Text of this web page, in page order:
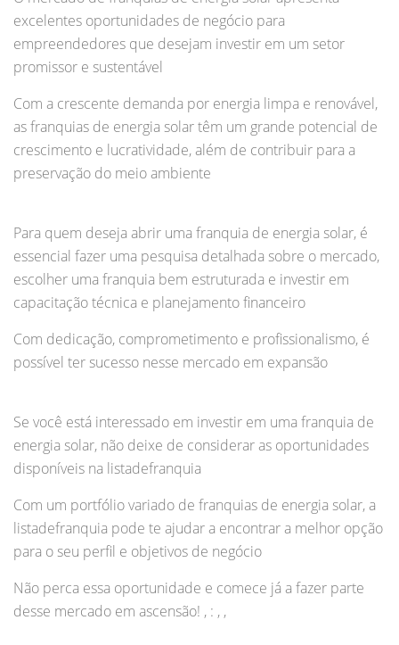
excelentes oportunidades de negócio para
empreendedores que desejam investir em um setor
promissor e sustentável
Com a crescente demanda por energia limpa e renovável,
as franquias de energia solar têm um grande potencial de
crescimento e lucratividade, além de contribuir para a
preservação do meio ambiente
Para quem deseja abrir uma franquia de energia solar, é
essencial fazer uma pesquisa detalhada sobre o mercado,
escolher uma franquia bem estruturada e investir em
capacitação técnica e planejamento financeiro
Com dedicação, comprometimento e profissionalismo, é
possível ter sucesso nesse mercado em expansão
Se você está interessado em investir em uma franquia de
energia solar, não deixe de considerar as oportunidades
disponíveis na listadefranquia
Com um portfólio variado de franquias de energia solar, a
listadefranquia pode te ajudar a encontrar a melhor opção
para o seu perfil e objetivos de negócio
Não perca essa oportunidade e comece já a fazer parte
desse mercado em ascensão! , : , ,